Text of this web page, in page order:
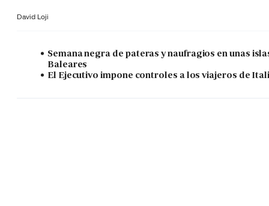
David Loji
Semana negra de pateras y naufragios en unas
Baleares
El Ejecutivo impone controles a los viajeros de